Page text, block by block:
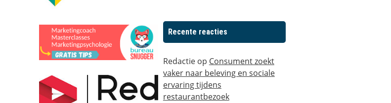
Recente reacties
Redactieop Consument zoekt
vaker naar beleving en sociale
ervaring tijdens
restaurantbezoek